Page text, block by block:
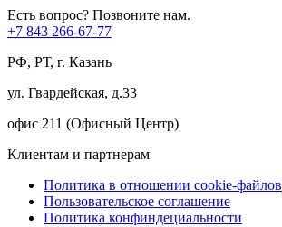
Есть вопрос? Позвоните нам.
+7 843 266-67-77
РФ, РТ, г. Казань
ул. Гвардейская, д.33
офис 211 (Офисный Центр)
Клиентам и партнерам
Политика в отношении cookie-файлов
Пользовательское соглашение
Политика конфиндециальности